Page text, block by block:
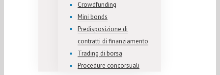
Crowdfunding
Mini bonds
Predisposizione di
contratti di finanziamento
Trading di borsa
Procedure concorsuali